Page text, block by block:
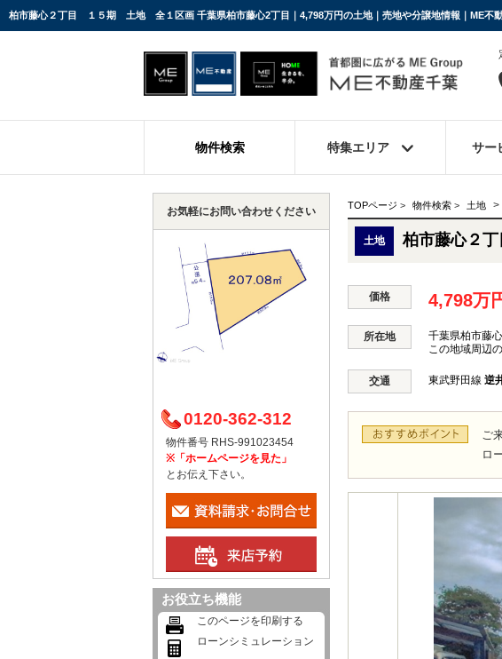
柏市藤心２丁目 １５期 土地 全１区画 千葉県柏市藤心2丁目｜4,798万円の土地｜売地や分譲地情報｜ME不
物件検索 特集エリア サー
TOPページ > 物件検索 > 土地 >
土地 柏市藤心２
価格 4,798万
所在地 千葉県柏市藤
この地域周辺
交通 東武野田線 逆
ご
ロ
お気軽にお問い合わせください
0120-362-312
物件番号 RHS-991023454
※「ホームページを見た」
とお伝え下さい。
お役立ち機能
このページを印刷する
ローンシミュレーション